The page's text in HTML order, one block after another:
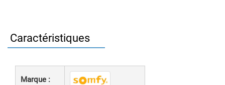
Caractéristiques
Marque :